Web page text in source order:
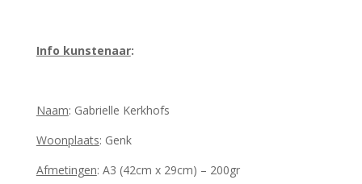
Info kunstenaar:
Naam: Gabrielle Kerkhofs
Woonplaats: Genk
Afmetingen: A3 (42cm x 29cm) – 200gr